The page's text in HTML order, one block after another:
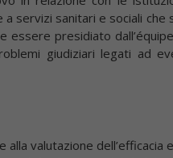
servizi sanitari e sociali
essere presidiato
giudiziari legati ad
valutazione dell’efficacia